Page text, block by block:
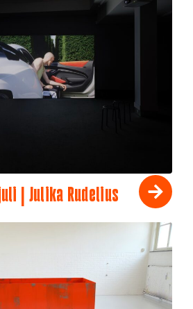
| Julika Rudelius